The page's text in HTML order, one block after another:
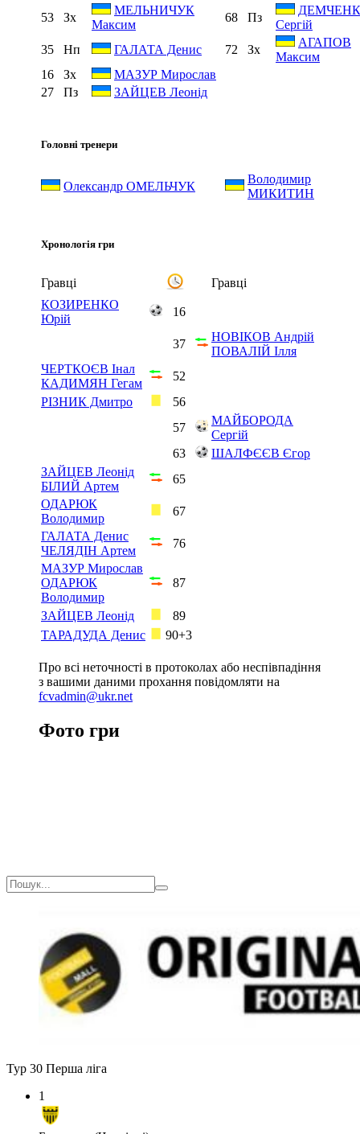
53 Зх
МЕЛЬНИЧУК
Максим
68 Пз
Сергій
35
Нп ГАЛАТА Денис 72 Зх
АГАПОВ
Максим
16
Зх
МАЗУР Мирослав
27
Пз ЗАЙЦЕВ Леонід
Головні тренери
Олександр ОМЕЛЬЧУК
Володимир
МИКИТИН
Хронологія гри
Гравці
Гравці
КОЗИРЕНКО
Юрій
16
37
НОВІКОВ Андрій
ПОВАЛІЙ Ілля
ЧЕРТКОЄВ Інал
КАДИМЯН Гегам
52
РІЗНИК Дмитро
56
57
МАЙБОРОДА
Сергій
63
ШАЛФЄЄВ Єгор
ЗАЙЦЕВ Леонід
БІЛИЙ Артем
65
ОДАРЮК
Володимир
67
ГАЛАТА Денис
ЧЕЛЯДІН Артем
76
МАЗУР Мирослав
ОДАРЮК
Володимир
87
ЗАЙЦЕВ Леонід
89
ТАРАДУДА Денис
90+3
Про всі неточності в протоколах або неспівпадіння
з вашими даними прохання повідомляти на
fcvadmin@ukr.net
Фото гри
Тур 30 Перша ліга
1